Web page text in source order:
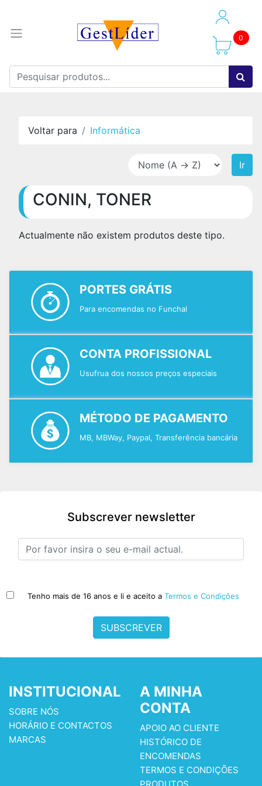
0
Voltar para Informática
Ir
CONIN, TONER
Actualmente não existem produtos deste tipo.
PORTES GRÁTIS
Para encomendas no Funchal
CONTA PROFISSIONAL
Usufrua dos nossos preços especiais
MÉTODO DE PAGAMENTO
MB, MBWay, Paypal, Transferência bancária
Subscrever newsletter
Tenho mais de 16 anos e li e aceito a Termos e Condições
SUBSCREVER
INSTITUCIONAL
SOBRE NÓS
HORÁRIO E CONTACTOS
MARCAS
A MINHA
CONTA
APOIO AO CLIENTE
HISTÓRICO DE
ENCOMENDAS
TERMOS E CONDIÇÕES